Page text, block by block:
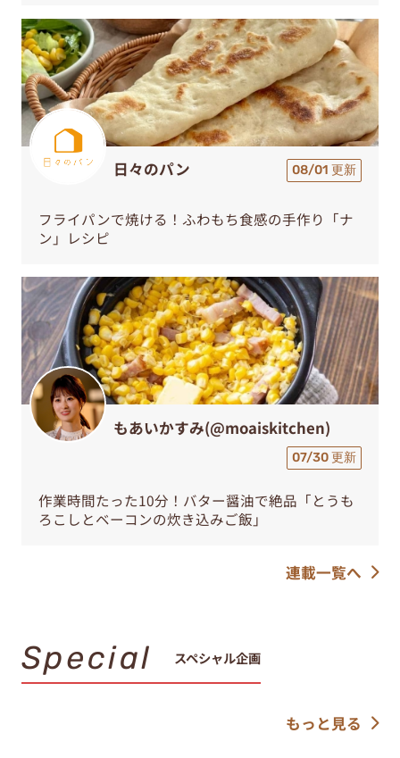
日々のパン 08/01 更新
フライパンで焼ける！ふわもち食感の手作り「ナ
ン」レシピ
もあいかすみ(@moaiskitchen)
07/30 更新
作業時間たった10分！バター醤油で絶品「とうも
ろこしとベーコンの炊き込みご飯」
連載一覧へ
Special スペシャル企画
もっと見る